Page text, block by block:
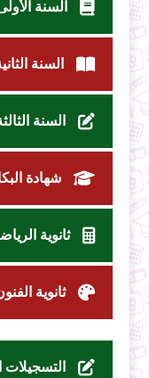
السنة
السنة
السنة
شهادة
ثانوية
ثانوية
التسجيلات